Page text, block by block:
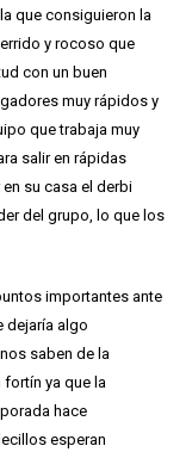
que consiguieron la
y rocoso que
con un buen
muy rápidos y
que trabaja muy
salir en rápidas
su casa el derbi
del grupo, lo que los
importantes ante
dejaría algo
saben de la
fortín ya que la
hace
esperan